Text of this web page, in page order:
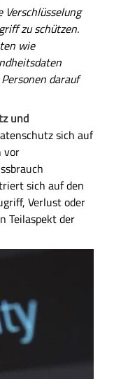
zu schützen.
wie
darauf
und
sich auf
vor
sich auf den
Verlust oder
Teilaspekt der